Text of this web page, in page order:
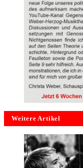
Weitere Artikel